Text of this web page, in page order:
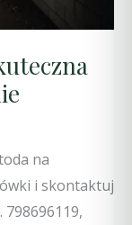
na
i skontaktuj
798696119,